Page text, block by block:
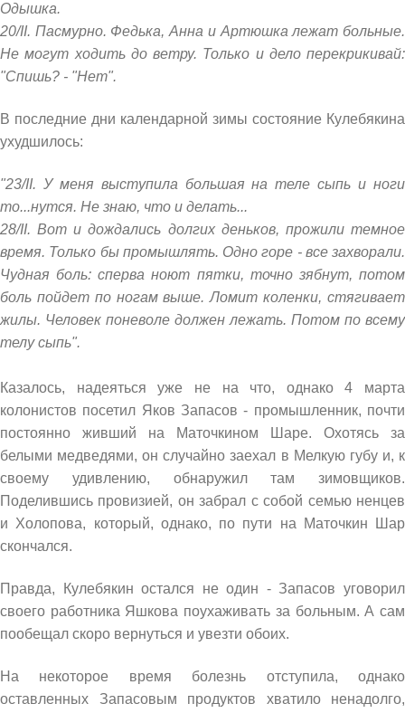
Одышка.
20/II. Пасмурно. Федька, Анна и Артюшка лежат больные.
Не могут ходить до ветру. Только и дело перекрикивай:
"Спишь? - "Нет".
В последние дни календарной зимы состояние Кулебякина
ухудшилось:
"23/II. У меня выступила большая на теле сыпь и ноги
то...нутся. Не знаю, что и делать...
28/II. Вот и дождались долгих деньков, прожили темное
время. Только бы промышлять. Одно горе - все захворали.
Чудная боль: сперва ноют пятки, точно зябнут, потом
боль пойдет по ногам выше. Ломит коленки, стягивает
жилы. Человек поневоле должен лежать. Потом по всему
телу сыпь".
Казалось, надеяться уже не на что, однако 4 марта
колонистов посетил Яков Запасов - промышленник, почти
постоянно живший на Маточкином Шаре. Охотясь за
белыми медведями, он случайно заехал в Мелкую губу и, к
своему удивлению, обнаружил там зимовщиков.
Поделившись провизией, он забрал с собой семью ненцев
и Холопова, который, однако, по пути на Маточкин Шар
скончался.
Правда, Кулебякин остался не один - Запасов уговорил
своего работника Яшкова поухаживать за больным. А сам
пообещал скоро вернуться и увезти обоих.
На некоторое время болезнь отступила, однако
оставленных Запасовым продуктов хватило ненадолго,